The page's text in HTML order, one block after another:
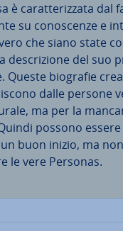
è ca­rat­te­riz­za­ta dal
su co­no­scen­ze e
che siano state
de­scri­zio­ne del suo
Queste biografie
dalle persone
ma per la
possono
buon inizio, ma
le vere Personas.